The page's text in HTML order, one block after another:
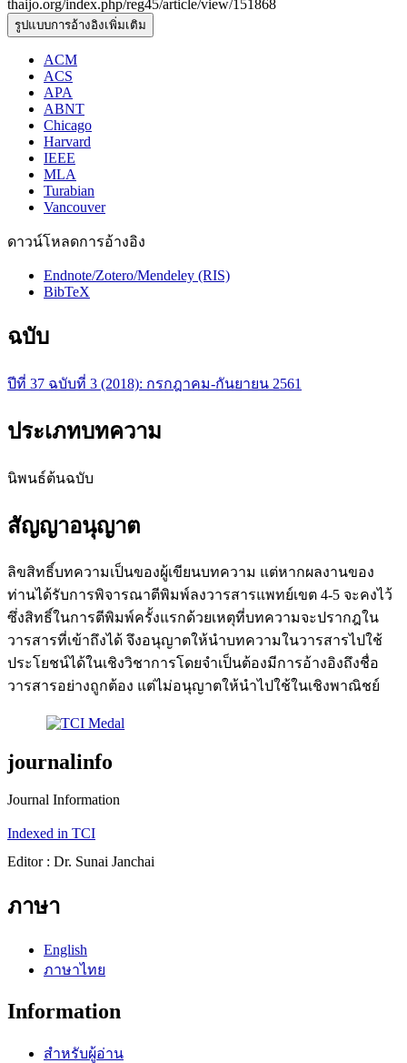
thaijo.org/index.php/reg45/article/view/151868
รูปแบบการอ้างอิงเพิ่มเติม
ACM
ACS
APA
ABNT
Chicago
Harvard
IEEE
MLA
Turabian
Vancouver
ดาวน์โหลดการอ้างอิง
Endnote/Zotero/Mendeley (RIS)
BibTeX
ฉบับ
ปีที่ 37 ฉบับที่ 3 (2018): กรกฎาคม-กันยายน 2561
ประเภทบทความ
นิพนธ์ต้นฉบับ
สัญญาอนุญาต
ลิขสิทธิ์บทความเป็นของผู้เขียนบทความ แต่หากผลงานของ
ท่านได้รับการพิจารณาตีพิมพ์ลงวารสารแพทย์เขต 4-5 จะคงไว้
ซึ่งสิทธิ์ในการตีพิมพ์ครั้งแรกด้วยเหตุที่บทความจะปรากฎใน
วารสารที่เข้าถึงได้ จึงอนุญาตให้นำบทความในวารสารไปใช้
ประโยชน์ได้ในเชิงวิชาการโดยจำเป็นต้องมีการอ้างอิงถึงชื่อ
วารสารอย่างถูกต้อง แต่ไม่อนุญาตให้นำไปใช้ในเชิงพาณิชย์
journalinfo
Journal Information
Indexed in TCI
Editor : Dr. Sunai Janchai
ภาษา
English
ภาษาไทย
Information
สำหรับผู้อ่าน